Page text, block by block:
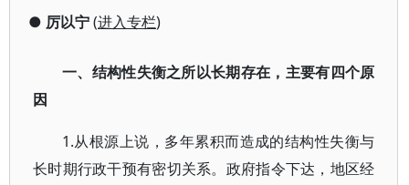
● 厉以宁(进入专栏)
一、结构性失衡之所以长期存在，主要有四个原
因
1.从根源上说，多年累积而造成的结构性失衡与
长时期行政干预有密切关系。政府指令下达，地区经